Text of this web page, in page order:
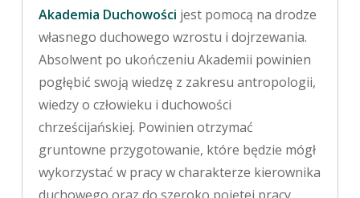
Akademia Duchowości jest pomocą na drodze
własnego duchowego wzrostu i dojrzewania.
Absolwent po ukończeniu Akademii powinien
pogłębić swoją wiedzę z zakresu antropologii,
wiedzy o człowieku i duchowości
chrześcijańskiej. Powinien otrzymać
gruntowne przygotowanie, które będzie mógł
wykorzystać w pracy w charakterze kierownika